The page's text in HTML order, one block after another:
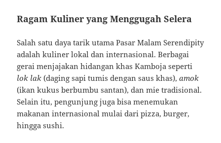
Ragam Kuliner yang Menggugah Selera
Salah satu daya tarik utama Pasar Malam Serendipity
adalah kuliner lokal dan internasional. Berbagai
gerai menjajakan hidangan khas Kamboja seperti
lok lak (daging sapi tumis dengan saus khas),amok
(ikan kukus berbumbu santan), dan mie tradisional.
Selain itu, pengunjung juga bisa menemukan
makanan internasional mulai dari pizza, burger,
hingga sushi.